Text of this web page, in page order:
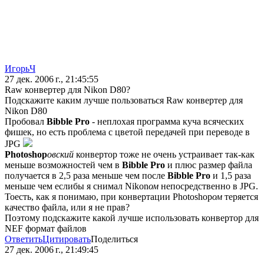
ИгорьЧ
27 дек. 2006 г., 21:45:55
Raw конвертер для Nikon D80?
Подскажите каким лучше пользоваться Raw конвертер для
Nikon D80
Пробовал Bibble Pro - неплохая программа куча всяческих
фишек, но есть проблема с цветой передачей при переводе в
JPG
Photoshopовский конвертор тоже не очень устраивает так-как
меньше возможностей чем в Bibble Pro и плюс размер файла
получается в 2,5 раза меньше чем после Bibble Pro и 1,5 раза
меньше чем еслибы я снимал Nikonом непосредственно в JPG.
Тоесть, как я понимаю, при конвертации Photoshopом теряется
качество файла, или я не прав?
Поэтому подскажите какой лучше использовать конвертор для
NEF формат файлов
ОтветитьЦитироватьПоделиться
27 дек. 2006 г., 21:49:45